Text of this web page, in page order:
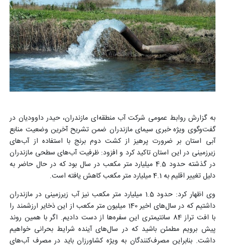
به گزارش روابط عمومی شرکت آب منطقه‌ای مازندران، حیدر داوودیان در
گفت‌وگوی ویژه خبری سیمای مازندران ضمن تشریح آخرین وضعیت منابع
آبی استان بر ضرورت پرهیز از کشت دوم برنج با استفاده از آب‌های
زیرزمینی در این استان تاکید کرد و افزود: ظرفیت آب‌های سطحی مازندران
در گذشته حدود 4.5 میلیارد متر مکعب در سال بود که در حال حاضر به
دلیل تغییر اقلیم به 4.1 میلیارد متر مکعب کاهش یافته است.
وی اظهار کرد: حدود 1.5 میلیارد متر مکعب نیز آب زیرزمینی در مازندران
داشتیم که در سال‌های اخیر 140 میلیون متر مکعب از این ذخایر ارزشمند را
با افت تراز 84 سانتیمتری این سفره‌ها از دست دادیم. اگر با همین روند
پیش برویم مطمئن باشید که در سال‌های آینده شرایط بحرانی خواهیم
داشت. بنابراین مصرف‌کنندگان به ویژه کشاورزان باید در مصرف آب‌های